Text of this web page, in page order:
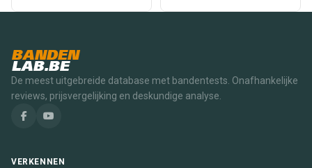
BANDEN
LAB.BE
De meest uitgebreide database met bandentests. Onafhankelijke
reviews, prijsvergelijking en deskundige analyse.
VERKENNEN